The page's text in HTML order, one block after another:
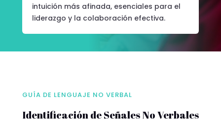
intuición más afinada, esenciales para el
liderazgo y la colaboración efectiva.
GUÍA DE LENGUAJE NO VERBAL
Identificación de Señales No Verbales